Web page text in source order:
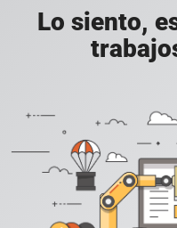
Lo siento,